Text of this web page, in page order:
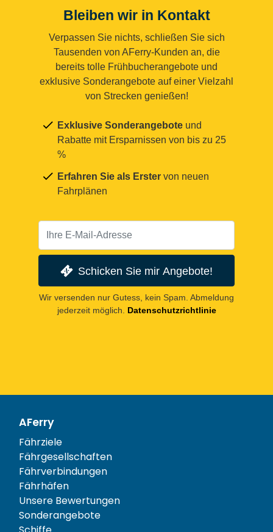
Bleiben wir in Kontakt
Verpassen Sie nichts, schließen Sie sich
Tausenden von AFerry-Kunden an, die
bereits tolle Frühbucherangebote und
exklusive Sonderangebote auf einer Vielzahl
von Strecken genießen!
Exklusive Sonderangebote und
Rabatte mit Ersparnissen von bis zu 25
%
Erfahren Sie als Erster von neuen
Fahrplänen
Schicken Sie mir Angebote!
Wir versenden nur Gutess, kein Spam. Abmeldung
jederzeit möglich.
Datenschutzrichtlinie
AFerry
Fährziele
Fährgesellschaften
Fährverbindungen
Fährhäfen
Unsere Bewertungen
Sonderangebote